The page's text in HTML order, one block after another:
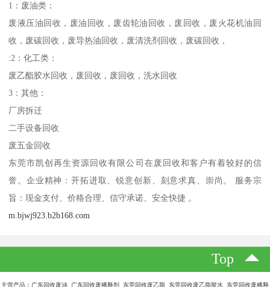
1：废油类：
废液压油回收，废油回收，废齿轮油回收，废回收，废火花机油回
收，废碳回收，废导热油回收，废清洗剂回收，废碳回收，
:2：化工类：
废乙酯胶水回收，废回收，废回收，洗水回收
3：其他：
厂房拆迁
二手设备回收
废五金回收
东莞市凯创再生资源回收有限公司在废回收和客户有着较好的信
誉。企业精神：开拓进取、锐意创新、刻意求真、崇尚。 服务宗
旨：现金支付、价格合理、信守承诺、安全快捷 。
m.bjwj923.b2b168.com
Top
主营产品：广东回收废油 广东回收废稀释剂 东莞回收废乙脂 东莞回收废乙脂胶水 东莞回收废稀释